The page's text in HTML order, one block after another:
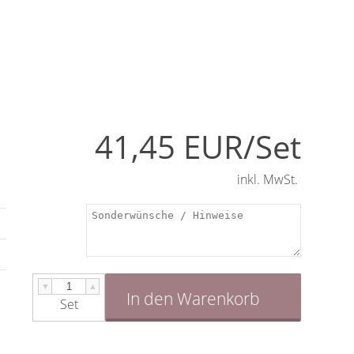
41,45 EUR/Set
inkl. MwSt.
▼ ▲
Set In den Warenkorb